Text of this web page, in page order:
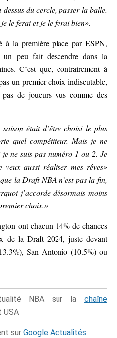
du cercle, passer la balle.
le ferai et je le ferai bien».
à la première place par ESPN,
un peu fait descendre dans la
C’est que, contrairement à
un premier choix indiscutable,
de joueurs vus comme des
était d’être choisi le plus
quel compétiteur. Mais je ne
ne suis pas numéro 1 ou 2. Je
aussi réaliser mes rêves»
la Draft NBA n’est pas la fin,
j’accorde désormais moins
choix.»
ont chacun 14% de chances
de la Draft 2024, juste devant
San Antonio (10.5%) ou
NBA sur la chaîne
USA
sur Google Actualités